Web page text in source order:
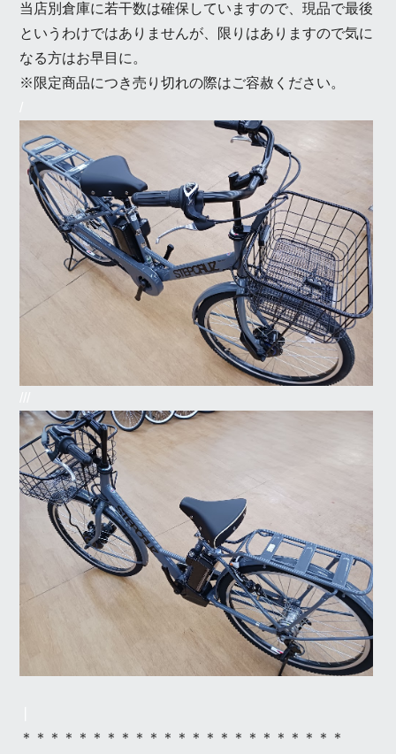
当店別倉庫に若干数は確保していますので、現品で最後
というわけではありませんが、限りはありますので気に
なる方はお早目に。
※限定商品につき売り切れの際はご容赦ください。
＊＊＊＊＊＊＊＊＊＊＊＊＊＊＊＊＊＊＊＊＊＊＊